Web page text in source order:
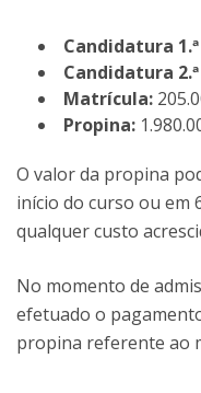
Candidatura
Candidatura
Matrícula:
Propina:
O valor da propina
início do curso ou em
qualquer custo
No momento de
efetuado o
propina referente ao